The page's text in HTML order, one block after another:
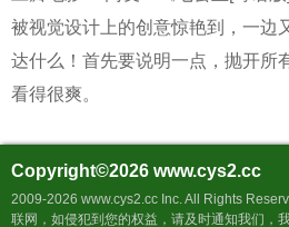
被视觉设计上的创意惊艳到，一边
达什么！首先要说明一点，抛开所
看得很爽。
Copyright©2026 www.cys2.cc
2009-2026 www.cys2.cc Inc. All Rights
联网，如侵犯到您的权益，请及时通知我们，